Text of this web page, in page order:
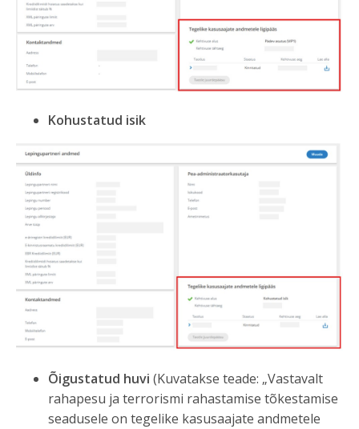
Kohustatud isik
Õigustatud huvi (Kuvatakse teade: „Vastavalt
rahapesu ja terrorismi rahastamise tõkestamise
seadusele on tegelike kasusaajate andmetele